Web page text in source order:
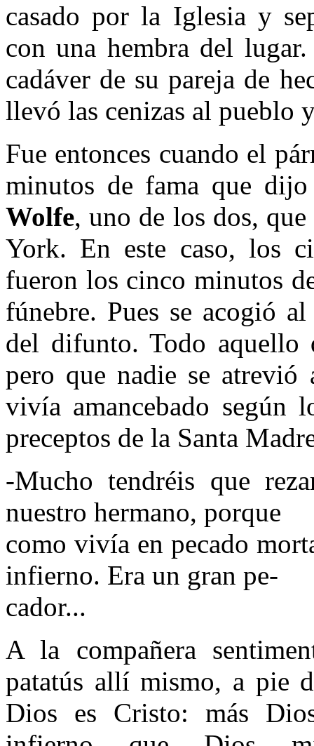
casado por la Iglesia y
con una hembra del
cadáver de su pareja de
llevó las cenizas al pueblo
Fue entonces cuando el
minutos de fama que
Wolfe, uno de los dos,
York. En este caso, los
fueron los cinco minutos
fúnebre. Pues se acogió
del difunto. Todo aquello
pero que nadie se atrevió
vivía amancebado según
preceptos de la Santa
-Mucho tendréis que
nuestro hermano, porque
como vivía en pecado
infierno. Era un gran pe-
cador...
A la compañera
patatús allí mismo, a pie
Dios es Cristo: más